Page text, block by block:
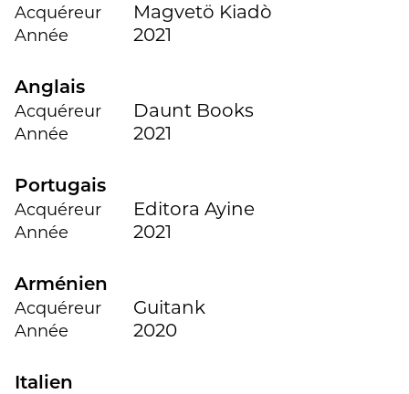
Acquéreur Magvetö Kiadò
Année 2021
Anglais
Acquéreur Daunt Books
Année 2021
Portugais
Acquéreur Editora Ayine
Année 2021
Arménien
Acquéreur Guitank
Année 2020
Italien